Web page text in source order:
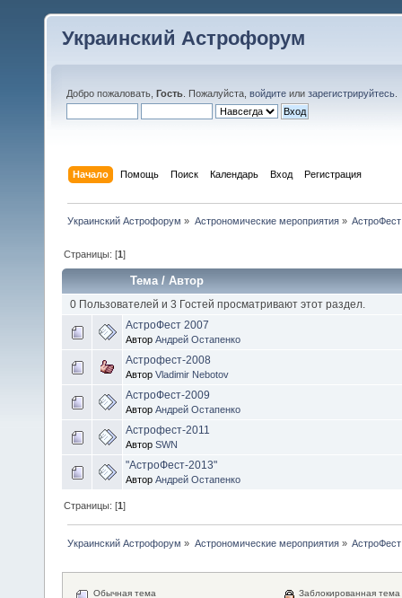
Украинский Астрофорум
Добро пожаловать, Гость . Пожалуйста, войдите или зарегистрируйтесь
Начало Помощь Поиск Календарь Вход Регистрация
Украинский Астрофорум » Астрономические мероприятия» АстроФест
Страницы: [1]
Тема/Автор
0 Пользователей и 3 Гостей просматривают этот раздел.
АстроФест 2007
Автор Андрей Остапенко
Астрофест-2008
Автор Vladimir Nebotov
АстроФест-2009
Автор Андрей Остапенко
Астрофест-2011
Автор SWN
"АстроФест-2013"
Автор Андрей Остапенко
Страницы: [1]
Украинский Астрофорум » Астрономические мероприятия» АстроФест
Обычная тема
Заблокированная тема